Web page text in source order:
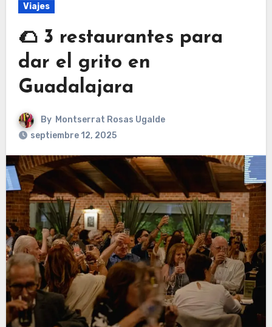
Viajes
🌮 3 restaurantes para
dar el grito en
Guadalajara
By Montserrat Rosas Ugalde
septiembre 12, 2025